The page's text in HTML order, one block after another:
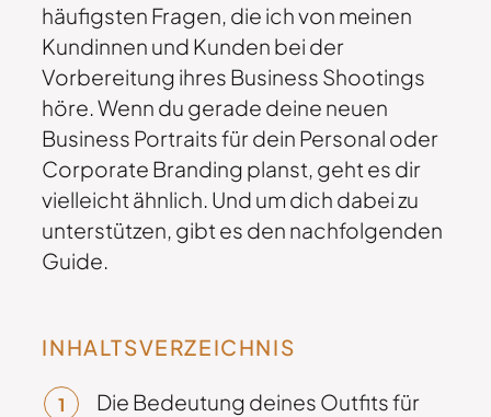
häufigsten Fragen, die ich von meinen
Kundinnen und Kunden bei der
Vorbereitung ihres Business Shootings
höre. Wenn du gerade deine neuen
Business Portraits für dein Personal oder
Corporate Branding planst, geht es dir
vielleicht ähnlich. Und um dich dabei zu
unterstützen, gibt es den nachfolgenden
Guide.
INHALTSVERZEICHNIS
Die Bedeutung deines Outfits für